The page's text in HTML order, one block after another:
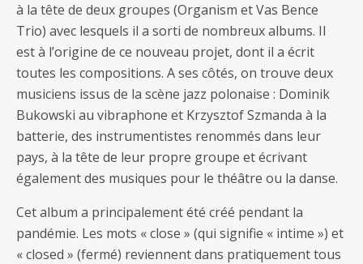
à la tête de deux groupes (Organism et Vas Bence
Trio) avec lesquels il a sorti de nombreux albums. Il
est à l’origine de ce nouveau projet, dont il a écrit
toutes les compositions. A ses côtés, on trouve deux
musiciens issus de la scène jazz polonaise : Dominik
Bukowski au vibraphone et Krzysztof Szmanda à la
batterie, des instrumentistes renommés dans leur
pays, à la tête de leur propre groupe et écrivant
également des musiques pour le théâtre ou la danse.
Cet album a principalement été créé pendant la
pandémie. Les mots « close » (qui signifie « intime ») et
« closed » (fermé) reviennent dans pratiquement tous